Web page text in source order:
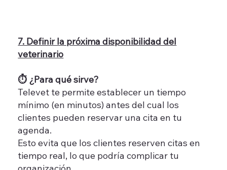
7. Definir la próxima disponibilidad del
veterinario
⏱️ ¿Para qué sirve?
Televet te permite establecer un tiempo
mínimo (en minutos) antes del cual los
clientes pueden reservar una cita en tu
agenda.
Esto evita que los clientes reserven citas en
tiempo real, lo que podría complicar tu